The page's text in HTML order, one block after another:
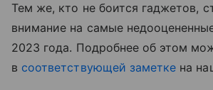
Тем же, кто не боится гаджетов,
внимание на самые
2023 года. Подробнее об этом
в соответствующей заметке на